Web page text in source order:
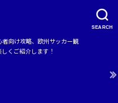
SEARCH
向け攻略、欧州サッカー観
くご紹介します！